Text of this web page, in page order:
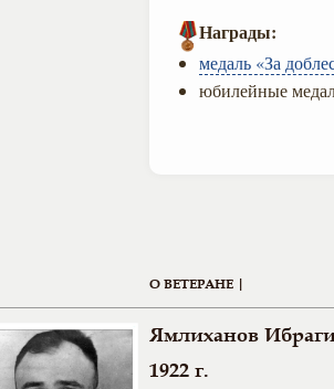
Награды:
медаль «За
юбилейные
О ВЕТЕРАНЕ |
Ямлиханов
1922 г.